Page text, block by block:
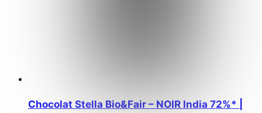
Chocolat Stella Bio&Fair – NOIR India 72%* |